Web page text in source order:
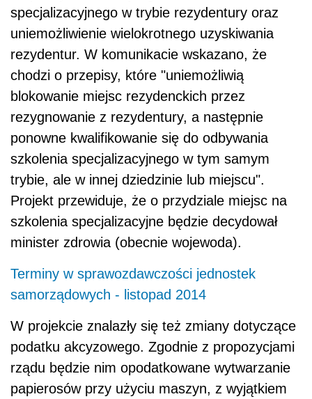
specjalizacyjnego w trybie rezydentury oraz
uniemożliwienie wielokrotnego uzyskiwania
rezydentur. W komunikacie wskazano, że
chodzi o przepisy, które "uniemożliwią
blokowanie miejsc rezydenckich przez
rezygnowanie z rezydentury, a następnie
ponowne kwalifikowanie się do odbywania
szkolenia specjalizacyjnego w tym samym
trybie, ale w innej dziedzinie lub miejscu".
Projekt przewiduje, że o przydziale miejsc na
szkolenia specjalizacyjne będzie decydował
minister zdrowia (obecnie wojewoda).
Terminy w sprawozdawczości jednostek
samorządowych - listopad 2014
W projekcie znalazły się też zmiany dotyczące
podatku akcyzowego. Zgodnie z propozycjami
rządu będzie nim opodatkowane wytwarzanie
papierosów przy użyciu maszyn, z wyjątkiem